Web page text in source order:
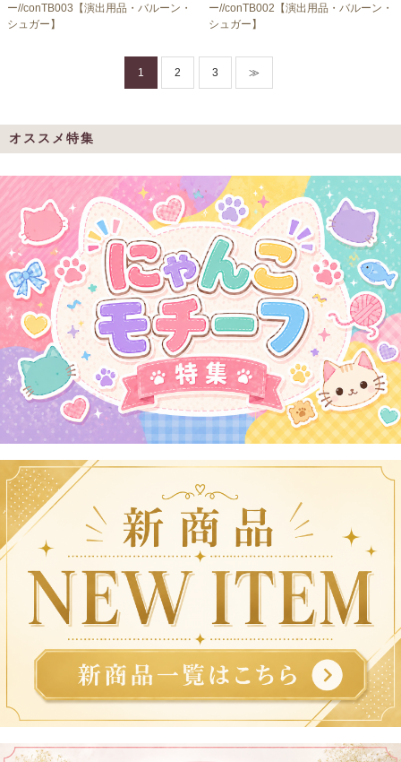
ー//conTB003【演出用品・バルーン・
シュガー】
ー//conTB002【演出用品・バルーン・
シュガー】
1 2 3 ≫
オススメ特集